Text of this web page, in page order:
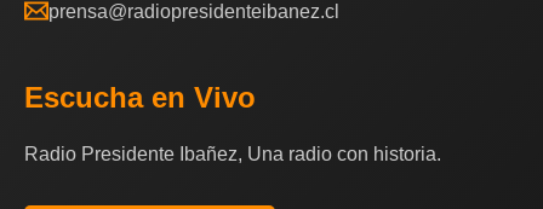
prensa@radiopresidenteibanez.cl
Escucha en Vivo
Radio Presidente Ibañez, Una radio con historia.